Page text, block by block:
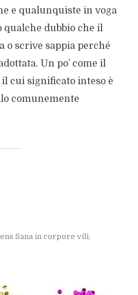
e qualunquiste in voga
dubbio che il
o scrive sappia perché
Un po’ come il
cui significato inteso è
comunemente
Sana in corpore vili,